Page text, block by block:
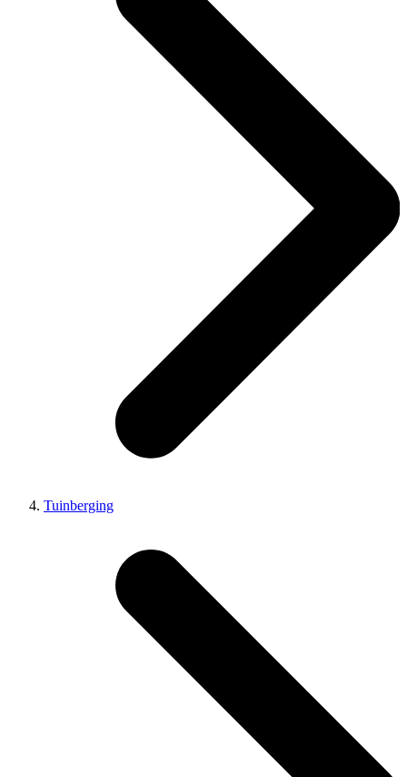
Tuinberging